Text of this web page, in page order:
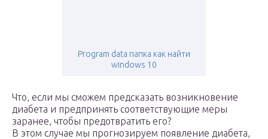
Program data папка как найти
windows 10
Что, если мы сможем предсказать возникновение
диабета и предпринять соответствующие меры
заранее, чтобы предотвратить его?
В этом случае мы прогнозируем появление диабета,